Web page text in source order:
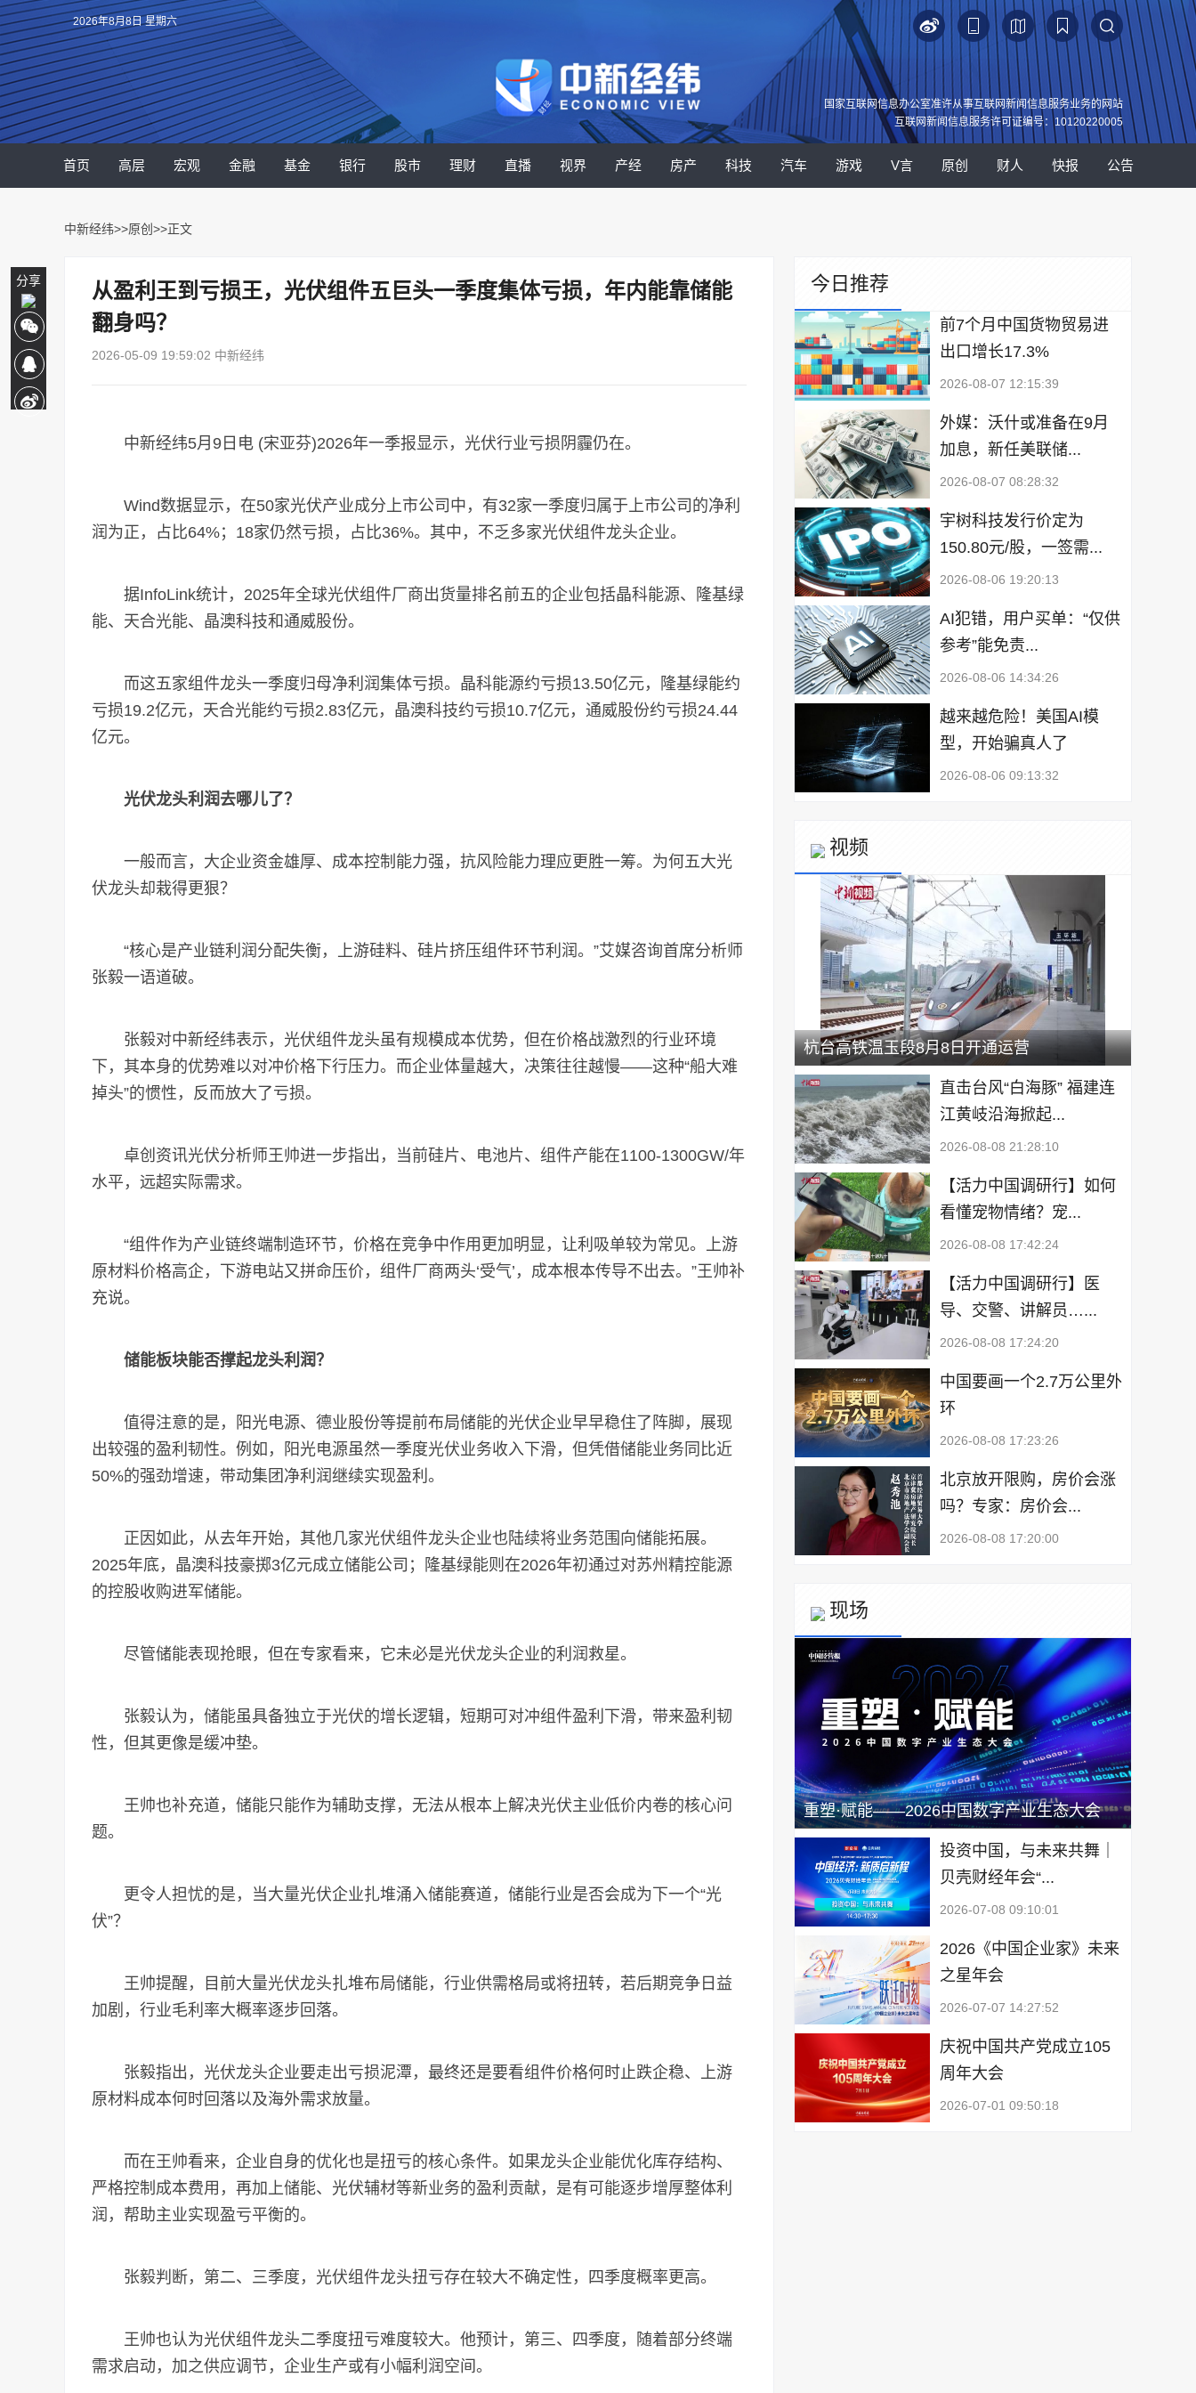
分享
2026年8月8日 星期六
国家互联网信息办公室准许从事互联网新闻信息服务业务的网站
互联网新闻信息服务许可证编号：10120220005
首页 高层 宏观 金融 基金 银行 股市 理财 直播 视界 产经 房产 科技 汽车 游戏 V言 原创 财人 快报 公告
中新经纬>>原创 >>正文
从盈利王到亏损王，光伏组件五巨头一季度集体亏损，年内能靠储能
翻身吗？
2026-05-09 19:59:02 中新经纬
中新经纬5月9日电 (宋亚芬)2026年一季报显示，光伏行业亏损阴霾仍在。
Wind数据显示，在50家光伏产业成分上市公司中，有32家一季度归属于上市公司的净利
润为正，占比64%；18家仍然亏损，占比36%。其中，不乏多家光伏组件龙头企业。
据InfoLink统计，2025年全球光伏组件厂商出货量排名前五的企业包括晶科能源、隆基绿
能、天合光能、晶澳科技和通威股份。
而这五家组件龙头一季度归母净利润集体亏损。晶科能源约亏损13.50亿元，隆基绿能约
亏损19.2亿元，天合光能约亏损2.83亿元，晶澳科技约亏损10.7亿元，通威股份约亏损24.44
亿元。
光伏龙头利润去哪儿了？
一般而言，大企业资金雄厚、成本控制能力强，抗风险能力理应更胜一筹。为何五大光
伏龙头却栽得更狠？
“核心是产业链利润分配失衡，上游硅料、硅片挤压组件环节利润。”艾媒咨询首席分析师
张毅一语道破。
张毅对中新经纬表示，光伏组件龙头虽有规模成本优势，但在价格战激烈的行业环境
下，其本身的优势难以对冲价格下行压力。而企业体量越大，决策往往越慢——这种“船大难
掉头”的惯性，反而放大了亏损。
卓创资讯光伏分析师王帅进一步指出，当前硅片、电池片、组件产能在1100-1300GW/年
水平，远超实际需求。
“组件作为产业链终端制造环节，价格在竞争中作用更加明显，让利吸单较为常见。上游
原材料价格高企，下游电站又拼命压价，组件厂商两头‘受气’，成本根本传导不出去。”王帅补
充说。
储能板块能否撑起龙头利润？
值得注意的是，阳光电源、德业股份等提前布局储能的光伏企业早早稳住了阵脚，展现
出较强的盈利韧性。例如，阳光电源虽然一季度光伏业务收入下滑，但凭借储能业务同比近
50%的强劲增速，带动集团净利润继续实现盈利。
正因如此，从去年开始，其他几家光伏组件龙头企业也陆续将业务范围向储能拓展。
2025年底，晶澳科技豪掷3亿元成立储能公司；隆基绿能则在2026年初通过对苏州精控能源
的控股收购进军储能。
尽管储能表现抢眼，但在专家看来，它未必是光伏龙头企业的利润救星。
张毅认为，储能虽具备独立于光伏的增长逻辑，短期可对冲组件盈利下滑，带来盈利韧
性，但其更像是缓冲垫。
王帅也补充道，储能只能作为辅助支撑，无法从根本上解决光伏主业低价内卷的核心问
题。
更令人担忧的是，当大量光伏企业扎堆涌入储能赛道，储能行业是否会成为下一个“光
伏”？
王帅提醒，目前大量光伏龙头扎堆布局储能，行业供需格局或将扭转，若后期竞争日益
加剧，行业毛利率大概率逐步回落。
张毅指出，光伏龙头企业要走出亏损泥潭，最终还是要看组件价格何时止跌企稳、上游
原材料成本何时回落以及海外需求放量。
而在王帅看来，企业自身的优化也是扭亏的核心条件。如果龙头企业能优化库存结构、
严格控制成本费用，再加上储能、光伏辅材等新业务的盈利贡献，是有可能逐步增厚整体利
润，帮助主业实现盈亏平衡的。
张毅判断，第二、三季度，光伏组件龙头扭亏存在较大不确定性，四季度概率更高。
王帅也认为光伏组件龙头二季度扭亏难度较大。他预计，第三、四季度，随着部分终端
需求启动，加之供应调节，企业生产或有小幅利润空间。
今日推荐
前7个月中国货物贸易进
出口增长17.3%
2026-08-07 12:15:39
外媒：沃什或准备在9月
加息，新任美联储...
2026-08-07 08:28:32
宇树科技发行价定为
150.80元/股，一签需...
2026-08-06 19:20:13
AI犯错，用户买单：“仅供
参考”能免责...
2026-08-06 14:34:26
越来越危险！美国AI模
型，开始骗真人了
2026-08-06 09:13:32
视频
杭台高铁温玉段8月8日开通运营
直击台风“白海豚” 福建连
江黄岐沿海掀起...
2026-08-08 21:28:10
【活力中国调研行】如何
看懂宠物情绪？宠...
2026-08-08 17:42:24
【活力中国调研行】医
导、交警、讲解员…...
2026-08-08 17:24:20
中国要画一个2.7万公里外
环
2026-08-08 17:23:26
北京放开限购，房价会涨
吗？专家：房价会...
2026-08-08 17:20:00
现场
重塑·赋能——2026中国数字产业生态大会
投资中国，与未来共舞｜
贝壳财经年会“...
2026-07-08 09:10:01
2026《中国企业家》未来
之星年会
2026-07-07 14:27:52
庆祝中国共产党成立105
周年大会
2026-07-01 09:50:18